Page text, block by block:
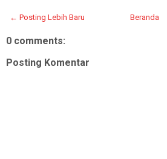
← Posting Lebih Baru Beranda
0 comments:
Posting Komentar